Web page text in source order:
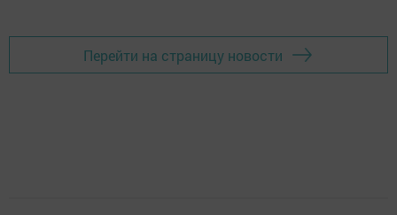
Перейти на страницу новости